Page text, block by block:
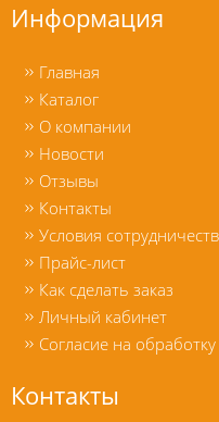
Информация
Главная
Каталог
О компании
Новости
Отзывы
Контакты
Условия
Прайс-лист
Как сделать заказ
Личный кабинет
Согласие на
Контакты